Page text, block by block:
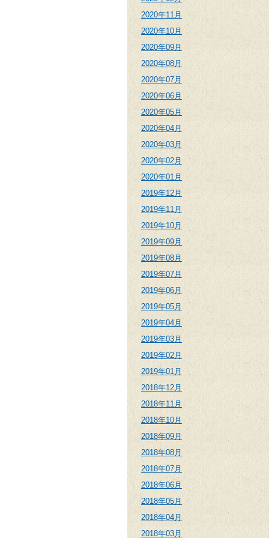
2020年11月
2020年10月
2020年09月
2020年08月
2020年07月
2020年06月
2020年05月
2020年04月
2020年03月
2020年02月
2020年01月
2019年12月
2019年11月
2019年10月
2019年09月
2019年08月
2019年07月
2019年06月
2019年05月
2019年04月
2019年03月
2019年02月
2019年01月
2018年12月
2018年11月
2018年10月
2018年09月
2018年08月
2018年07月
2018年06月
2018年05月
2018年04月
2018年03月